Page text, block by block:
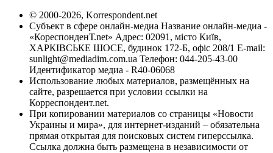
© 2000-2026, Korrespondent.net
Субъект в сфере онлайн-медиа Название онлайн-медиа -
«КореспонденТ.net» Адрес: 02091, місто Київ,
ХАРКІВСЬКЕ ШОСЕ, будинок 172-Б, офіс 208/1 E-mail:
sunlight@mediadim.com.ua Телефон: 044-205-43-00
Идентификатор медиа - R40-06068
Использование любых материалов, размещённых на
сайте, разрешается при условии ссылки на
Корреспондент.net.
При копировании материалов со страницы «Новости
Украины и мира», для интернет-изданий – обязательна
прямая открытая для поисковых систем гиперссылка.
Ссылка должна быть размещена в независимости от